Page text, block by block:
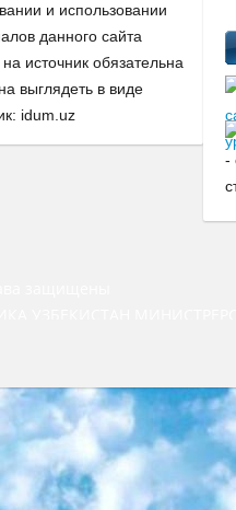
и использовании
данного сайта
источник обязательна
выглядеть в виде
idum.uz